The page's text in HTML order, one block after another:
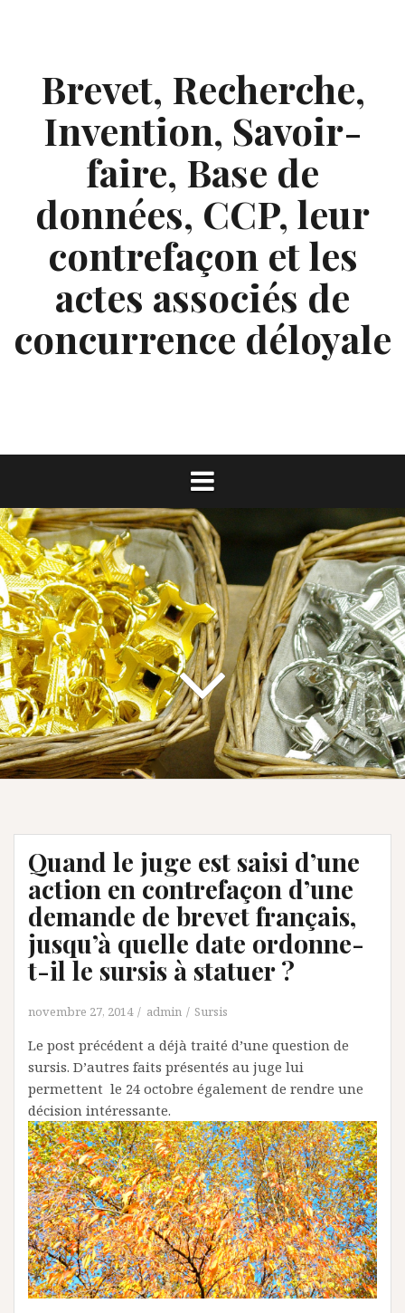
Brevet, Recherche,
Invention, Savoir-
faire, Base de
données, CCP, leur
contrefaçon et les
actes associés de
concurrence déloyale
Quand le juge est saisi d’une
action en contrefaçon d’une
demande de brevet français,
jusqu’à quelle date ordonne-
t-il le sursis à statuer ?
novembre 27, 2014 admin Sursis
Le post précédent a déjà traité d’une question de
sursis. D’autres faits présentés au juge lui
permettent le 24 octobre également de rendre une
décision intéressante.